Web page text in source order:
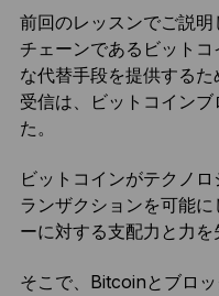
前回のレッスンでご説
チェーンであるビット
な代替手段を提供する
受信は、ビットコイン
た。
ビットコインがテクノ
ランザクションを可能
ーに対する支配力と力を
そこで、Bitcoinとブロ